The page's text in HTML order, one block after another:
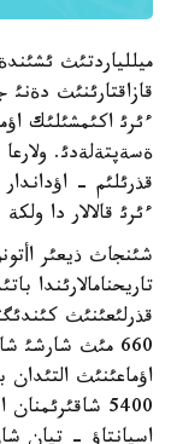
ميللياردتئث
قازاقتارئنئث
ءئرئ اكئمشئلئك
ةسةپتةلةدئ.
قذرئلئم - اؤداندار
ءئرئ قالالار دا
شئنجاث ذيعئر
تاريحنامالارئندا
660 مئث شارشئ
اؤماعئنئث
5400